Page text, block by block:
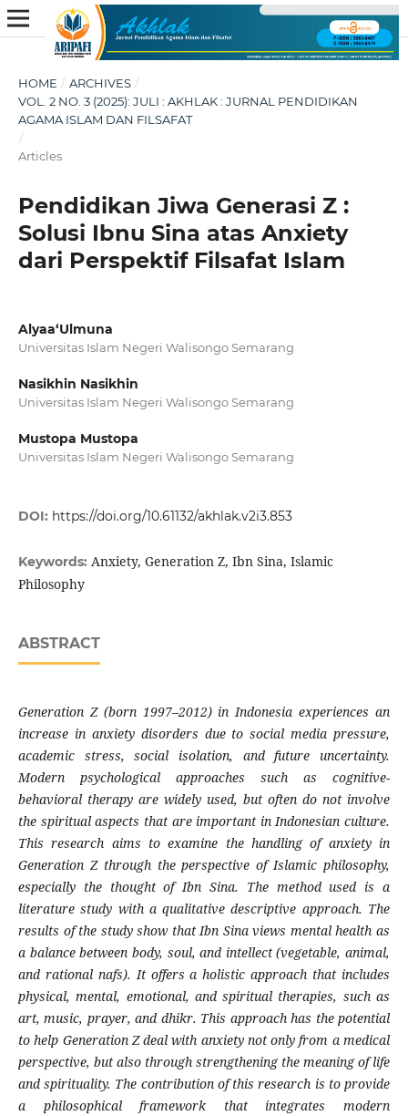
HOME / ARCHIVES /
VOL. 2 NO. 3 (2025): JULI : AKHLAK : JURNAL PENDIDIKAN
AGAMA ISLAM DAN FILSAFAT
/
Articles
Pendidikan Jiwa Generasi Z :
Solusi Ibnu Sina atas Anxiety
dari Perspektif Filsafat Islam
Alyaa‘Ulmuna
Universitas Islam Negeri Walisongo Semarang
Nasikhin Nasikhin
Universitas Islam Negeri Walisongo Semarang
Mustopa Mustopa
Universitas Islam Negeri Walisongo Semarang
DOI: https://doi.org/10.61132/akhlak.v2i3.853
Keywords: Anxiety, Generation Z, Ibn Sina, Islamic
Philosophy
ABSTRACT
Generation Z (born 1997–2012) in Indonesia experiences an
increase in anxiety disorders due to social media pressure,
academic stress, social isolation, and future uncertainty.
Modern psychological approaches such as cognitive-
behavioral therapy are widely used, but often do not involve
the spiritual aspects that are important in Indonesian culture.
This research aims to examine the handling of anxiety in
Generation Z through the perspective of Islamic philosophy,
especially the thought of Ibn Sina. The method used is a
literature study with a qualitative descriptive approach. The
results of the study show that Ibn Sina views mental health as
a balance between body, soul, and intellect (vegetable, animal,
and rational nafs). It offers a holistic approach that includes
physical, mental, emotional, and spiritual therapies, such as
art, music, prayer, and dhikr. This approach has the potential
to help Generation Z deal with anxiety not only from a medical
perspective, but also through strengthening the meaning of life
and spirituality. The contribution of this research is to provide
a philosophical framework that integrates modern